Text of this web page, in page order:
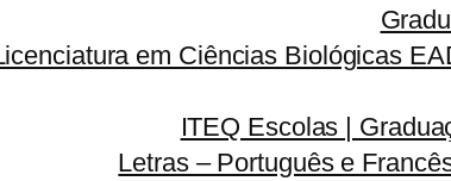
em Ciências Biológicas
ITEQ Escolas |
Letras – Português e